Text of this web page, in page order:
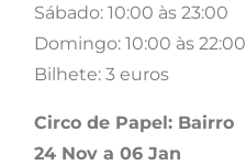
Sábado: 10:00 às 23:00
Domingo: 10:00 às 22:00
Bilhete: 3 euros
Circo de Papel: Bairro
24 Nov a 06 Jan